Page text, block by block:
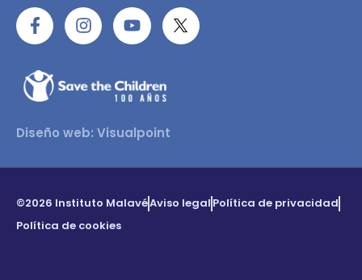
Diseño web: Visualpoint
©2026 Instituto MalavéAviso legal Política de privacidad
Política de cookies